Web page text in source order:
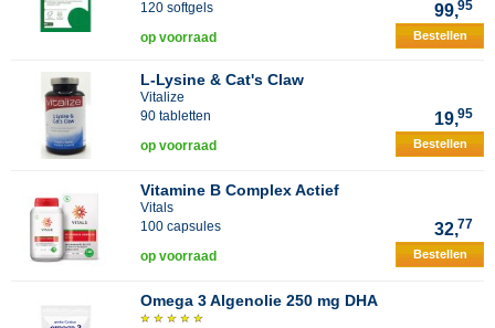
120 softgels
99,95
op voorraad Bestellen
L-Lysine & Cat's Claw
Vitalize
90 tabletten
19,95
op voorraad Bestellen
Vitamine B Complex Actief
Vitals
100 capsules
32,77
op voorraad Bestellen
Omega 3 Algenolie 250 mg DHA